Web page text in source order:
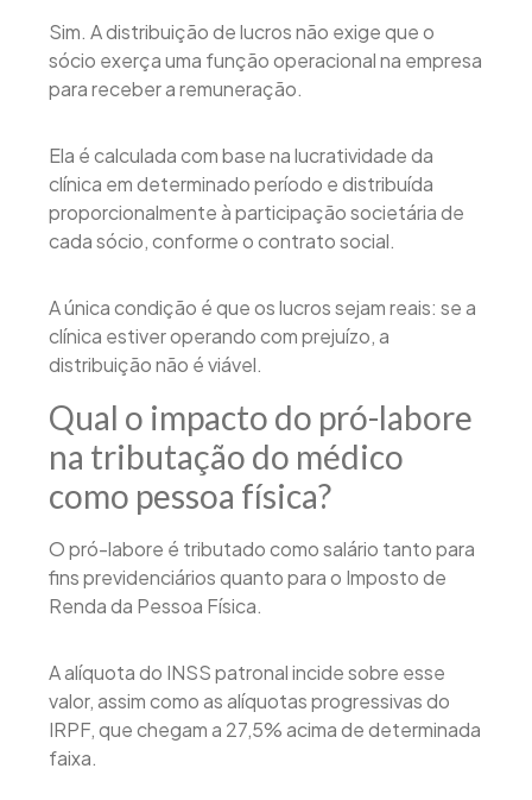
Sim. A distribuição de lucros não exige que o
sócio exerça uma função operacional na empresa
para receber a remuneração.
Ela é calculada com base na lucratividade da
clínica em determinado período e distribuída
proporcionalmente à participação societária de
cada sócio, conforme o contrato social.
A única condição é que os lucros sejam reais: se a
clínica estiver operando com prejuízo, a
distribuição não é viável.
Qual o impacto do pró-labore
na tributação do médico
como pessoa física?
O pró-labore é tributado como salário tanto para
fins previdenciários quanto para o Imposto de
Renda da Pessoa Física.
A alíquota do INSS patronal incide sobre esse
valor, assim como as alíquotas progressivas do
IRPF, que chegam a 27,5% acima de determinada
faixa.